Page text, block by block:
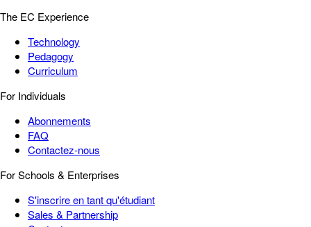
The EC Experience
Technology
Pedagogy
Curriculum
For Individuals
Abonnements
FAQ
Contactez-nous
For Schools & Enterprises
S'inscrire en tant qu'étudiant
Sales & Partnership